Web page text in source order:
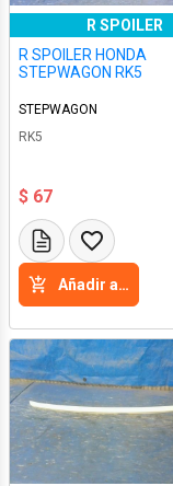
R SPOILER
R SPOILER HONDA
STEPWAGON RK5
STEPWAGON
RK5
$ 67
Añadir a la cesta